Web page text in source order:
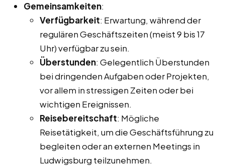
Gemeinsamkeiten:
Verfügbarkeit: Erwartung, während der
regulären Geschäftszeiten (meist 9 bis 17
Uhr) verfügbar zu sein.
Überstunden: Gelegentlich Überstunden
bei dringenden Aufgaben oder Projekten,
vor allem in stressigen Zeiten oder bei
wichtigen Ereignissen.
Reisebereitschaft: Mögliche
Reisetätigkeit, um die Geschäftsführung zu
begleiten oder an externen Meetings in
Ludwigsburg teilzunehmen.